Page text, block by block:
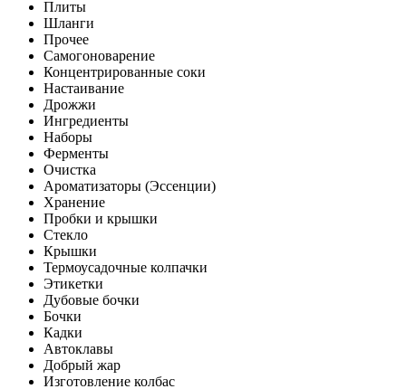
Плиты
Шланги
Прочее
Самогоноварение
Концентрированные соки
Настаивание
Дрожжи
Ингредиенты
Наборы
Ферменты
Очистка
Ароматизаторы (Эссенции)
Хранение
Пробки и крышки
Стекло
Крышки
Термоусадочные колпачки
Этикетки
Дубовые бочки
Бочки
Кадки
Автоклавы
Добрый жар
Изготовление колбас